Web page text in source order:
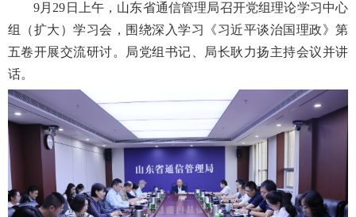
9月29日上午，山东省通信管理局召开党组理论学习中心
组（扩大）学习会，围绕深入学习《习近平谈治国理政》第
五卷开展交流研讨。局党组书记、局长耿力扬主持会议并讲
话。